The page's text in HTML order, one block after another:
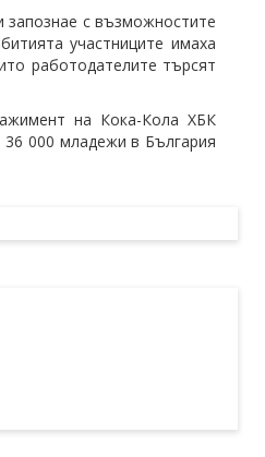
запознае с възможностите
участниците имаха
работодателите търсят
на Кока-Кола ХБК
36 000 младежи в България